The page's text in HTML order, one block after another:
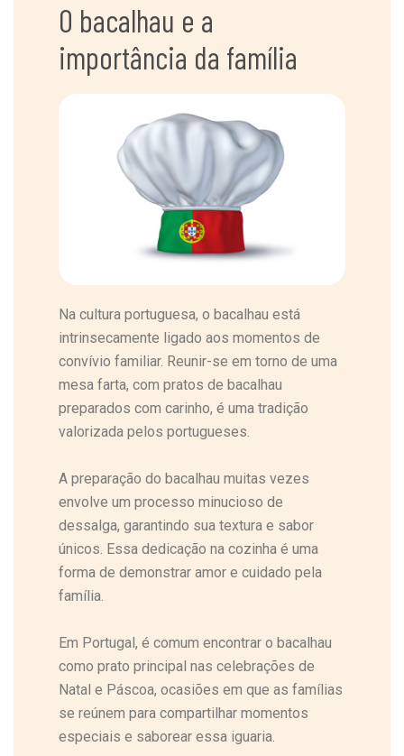
O bacalhau e a
importância da família
Na cultura portuguesa, o bacalhau está
intrinsecamente ligado aos momentos de
convívio familiar. Reunir-se em torno de uma
mesa farta, com pratos de bacalhau
preparados com carinho, é uma tradição
valorizada pelos portugueses.
A preparação do bacalhau muitas vezes
envolve um processo minucioso de
dessalga, garantindo sua textura e sabor
únicos. Essa dedicação na cozinha é uma
forma de demonstrar amor e cuidado pela
família.
Em Portugal, é comum encontrar o bacalhau
como prato principal nas celebrações de
Natal e Páscoa, ocasiões em que as famílias
se reúnem para compartilhar momentos
especiais e saborear essa iguaria.